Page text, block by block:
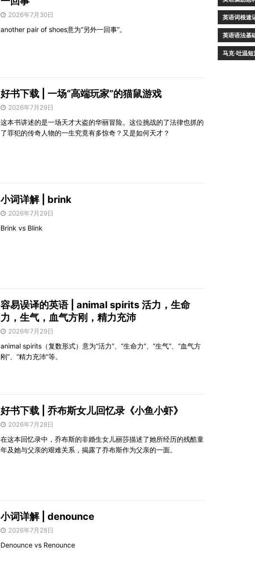
2026年7月30日
another pair of shoes意为“另外一回事”。
好书下载 | 一场“高端玩家”的猫鼠游戏
2026年7月29日
这本书讲述的是一场天才大盗的华丽冒险。这位挑战的了法律也抓的
了罪犯的传奇人物的一生究竟有多惊奇？又是如何天才？
小词详解 | brink
2026年7月29日
Brink vs Blink
容易误译的英语 | animal spirits 活力，生命
力，生气，血气方刚，精力充沛
2026年7月29日
animal spirits（复数形式）意为“活力”、“生命力”、“生气”、“血气方
刚”、“精力充沛”等。
好书下载 | 乔布斯女儿回忆录《小鱼小虾》
2026年7月28日
​在这本回忆录中，乔布斯的非婚生女儿丽莎描述了她所经历的残酷童
年及她与父亲的艰难关系，揭露了乔布斯作为父亲的一面。
小词详解 | denounce
2026年7月28日
Denounce vs Renounce
英语词根速
英语语法基
马克·吐温